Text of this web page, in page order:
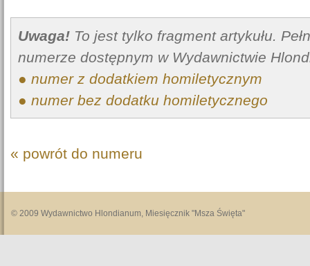
Uwaga! To jest tylko fragment artykułu.
numerze dostępnym w Wydawnictwie
● numer z dodatkiem homiletycznym
● numer bez dodatku homiletycznego
« powrót do numeru
© 2009 Wydawnictwo Hlondianum, Miesięcznik "Msza Święta"